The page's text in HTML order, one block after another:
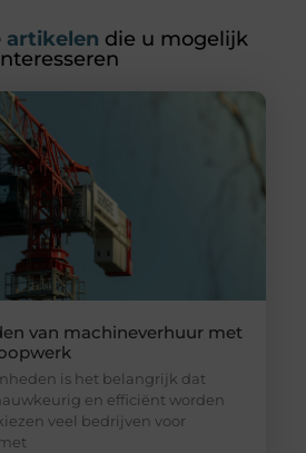
artikelen die u mogelijk
van machineverhuur met
is het belangrijk dat
en efficiënt worden
veel bedrijven voor